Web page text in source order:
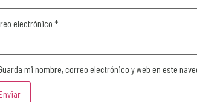
electrónico *
mi nombre, correo electrónico y web en este